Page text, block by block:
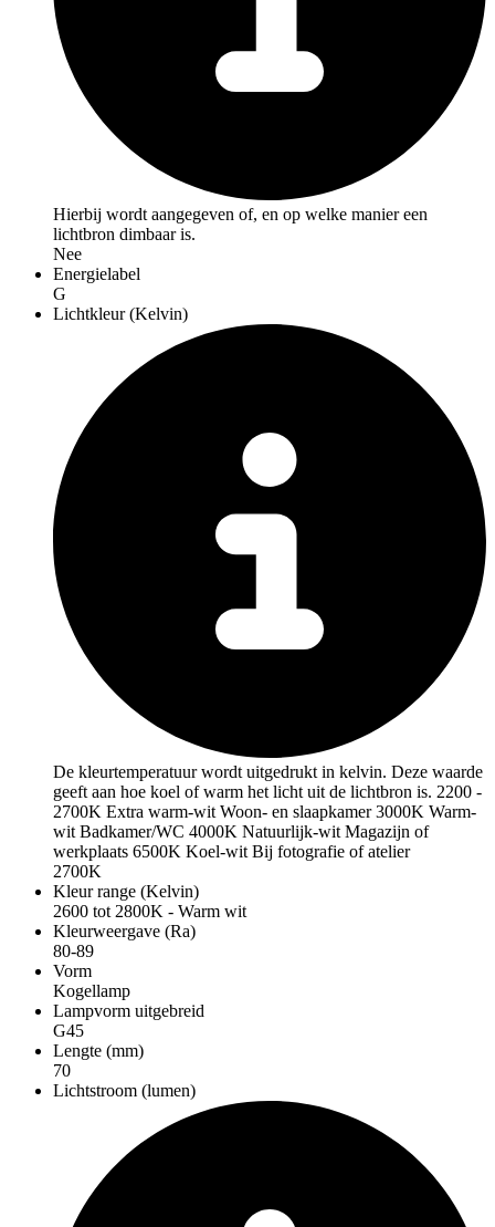
Hierbij wordt aangegeven of, en op welke manier een
lichtbron dimbaar is.
Nee
Energielabel
G
Lichtkleur (Kelvin)
De kleurtemperatuur wordt uitgedrukt in kelvin. Deze waarde
geeft aan hoe koel of warm het licht uit de lichtbron is. 2200 -
2700K Extra warm-wit Woon- en slaapkamer 3000K Warm-
wit Badkamer/WC 4000K Natuurlijk-wit Magazijn of
werkplaats 6500K Koel-wit Bij fotografie of atelier
2700K
Kleur range (Kelvin)
2600 tot 2800K - Warm wit
Kleurweergave (Ra)
80-89
Vorm
Kogellamp
Lampvorm uitgebreid
G45
Lengte (mm)
70
Lichtstroom (lumen)